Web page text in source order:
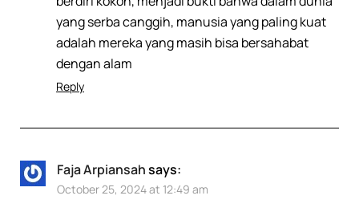
yang serba canggih, manusia yang paling kuat
adalah mereka yang masih bisa bersahabat
dengan alam
Reply
Faja Arpiansahsays:
October 25, 2024 at 12:49 am